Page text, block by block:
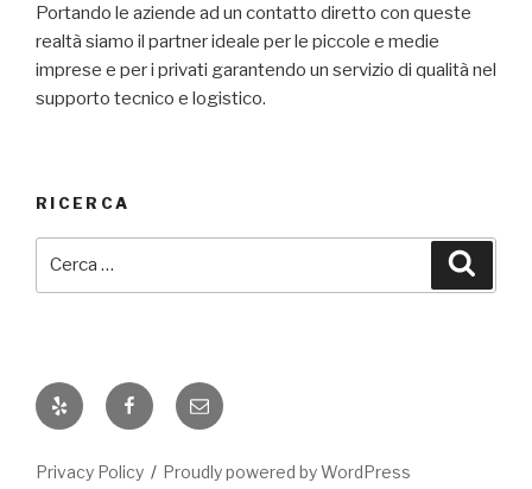
Portando le aziende ad un contatto diretto con queste
realtà siamo il partner ideale per le piccole e medie
imprese e per i privati garantendo un servizio di qualità nel
supporto tecnico e logistico.
RICERCA
Yelp FacebookEmail
Privacy Policy Proudly powered by WordPress